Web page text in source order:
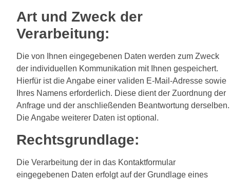
Art und Zweck der
Verarbeitung:
Die von Ihnen eingegebenen Daten werden zum Zweck
der individuellen Kommunikation mit Ihnen gespeichert.
Hierfür ist die Angabe einer validen E-Mail-Adresse sowie
Ihres Namens erforderlich. Diese dient der Zuordnung der
Anfrage und der anschließenden Beantwortung derselben.
Die Angabe weiterer Daten ist optional.
Rechtsgrundlage:
Die Verarbeitung der in das Kontaktformular
eingegebenen Daten erfolgt auf der Grundlage eines